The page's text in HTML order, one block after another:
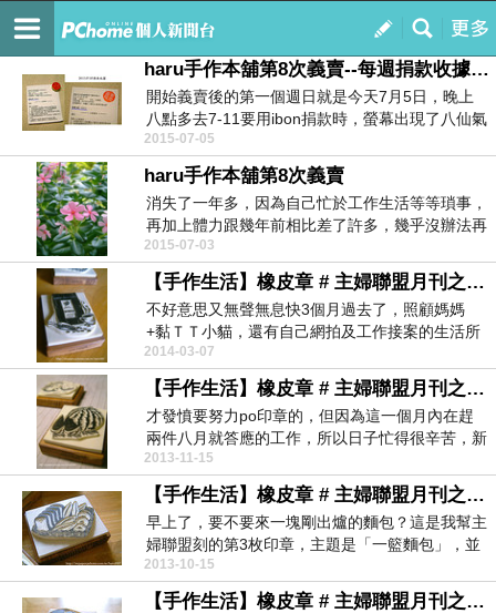
我的
訂閱
はるの手作本舖
haru手作本舖第8次義賣--每週捐款收據【義賣結束】
開始義賣後的第一個週日就是今天7月5日，晚上
八點多去7-11要用ibon捐款時，螢幕出現了八仙氣
爆募...
2015-07-05
haru手作本舖第8次義賣
消失了一年多，因為自己忙於工作生活等等瑣事，
再加上體力跟幾年前相比差了許多，幾乎沒辦法再
跟以前一樣熬...
2015-07-03
【手作生活】橡皮章 # 主婦聯盟月刊之雨林咖啡
不好意思又無聲無息快3個月過去了，照顧媽媽
+黏ＴＴ小貓，還有自己網拍及工作接案的生活所
累積的壓力和疲...
2014-03-07
【手作生活】橡皮章 # 主婦聯盟月刊之黃肉大西瓜
才發憤要努力po印章的，但因為這一個月內在趕
兩件八月就答應的工作，所以日子忙得很辛苦，新
聞台一別又是...
2013-11-15
【手作生活】橡皮章 # 主婦聯盟月刊之藤籃麵包
早上了，要不要來一塊剛出爐的麵包？這是我幫主
婦聯盟刻的第3枚印章，主題是「一籃麵包」，並
附了幾張合作...
2013-10-15
【手作生活】橡皮章 # 主婦聯盟月刊之懷舊便當